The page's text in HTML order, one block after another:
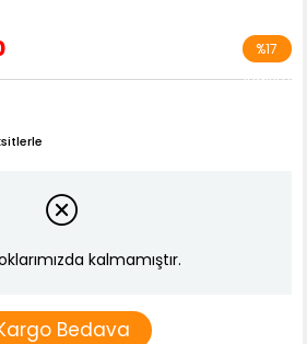
%17
İndirim
kalmamıştır.
Bedava